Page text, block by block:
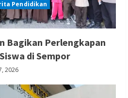
Pendidikan
Bagikan Perlengkapan
di Sempor
2026